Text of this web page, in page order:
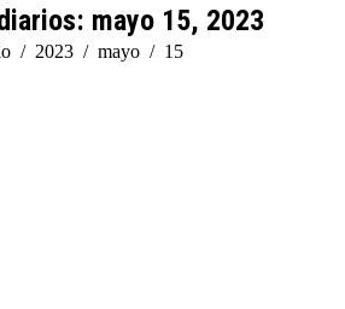
mayo 15, 2023
aquí:2023 mayo 15